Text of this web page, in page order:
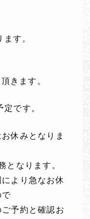
す。
きます。
です。
休みとなりま
となります。
より急なお休
予約と確認お